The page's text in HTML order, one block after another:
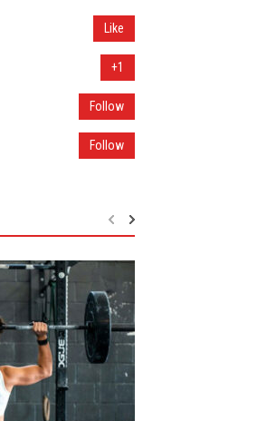
Like
+1
Follow
Follow